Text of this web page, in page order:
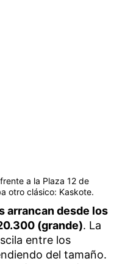
a la Plaza 12 de
otro clásico: Kaskote.
arrancan desde los
(grande). La
entre los
del tamaño.